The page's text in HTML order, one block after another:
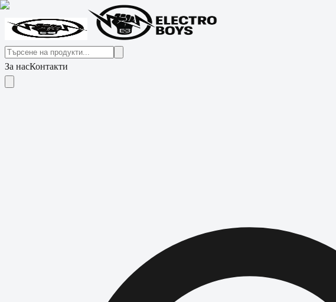
За насКонтакти